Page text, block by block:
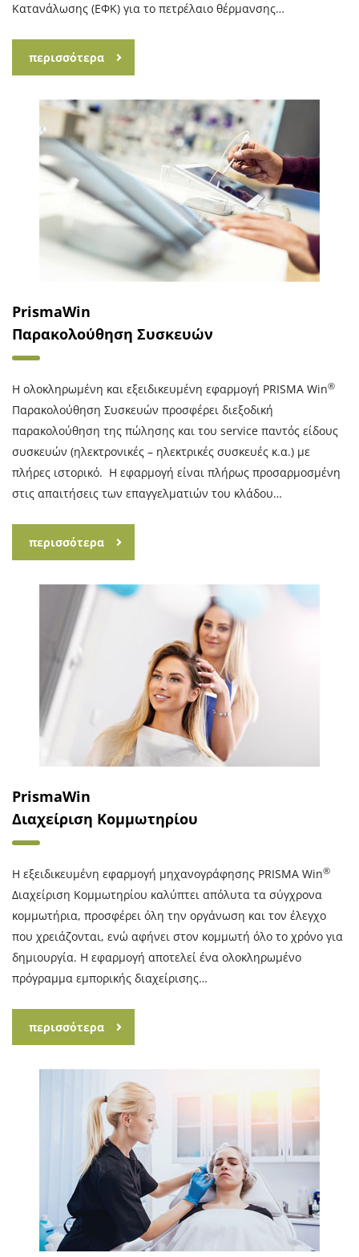
Κατανάλωσης (ΕΦΚ) για το πετρέλαιο θέρμανσης…
περισσότερα
PrismaWin
Παρακολούθηση Συσκευών
Η ολοκληρωμένη και εξειδικευμένη εφαρμογή PRISMA Win®
Παρακολούθηση Συσκευών προσφέρει διεξοδική
παρακολούθηση της πώλησης και του service παντός είδους
συσκευών (ηλεκτρονικές – ηλεκτρικές συσκευές κ.α.) με
πλήρες ιστορικό. Η εφαρμογή είναι πλήρως προσαρμοσμένη
στις απαιτήσεις των επαγγελματιών του κλάδου…
περισσότερα
PrismaWin
Διαχείριση Κομμωτηρίου
Η εξειδικευμένη εφαρμογή μηχανογράφησης PRISMA Win®
Διαχείριση Κομμωτηρίου καλύπτει απόλυτα τα σύγχρονα
κομμωτήρια, προσφέρει όλη την οργάνωση και τον έλεγχο
που χρειάζονται, ενώ αφήνει στον κομμωτή όλο το χρόνο για
δημιουργία. Η εφαρμογή αποτελεί ένα ολοκληρωμένο
πρόγραμμα εμπορικής διαχείρισης…
περισσότερα